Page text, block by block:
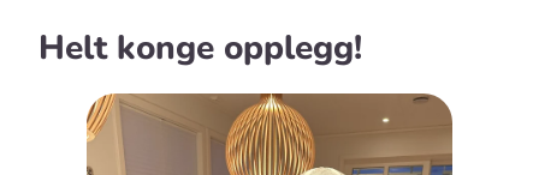
Helt konge opplegg!